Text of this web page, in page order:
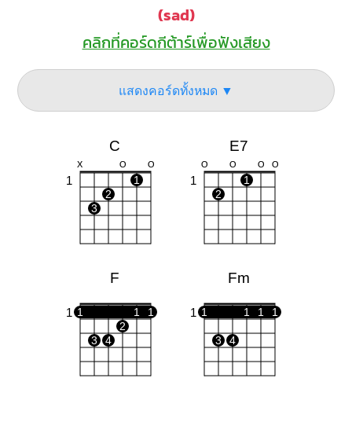
(sad)
คลิกที่คอร์ดกีต้าร์เพื่อฟังเสียง
แสดงคอร์ดทั้งหมด ▼
C
X O O
1
1
2
3
E7
O O O O
1
1
2
F
1 1 1
1
2
3
4
Fm
1 1 1 1 1
3 4